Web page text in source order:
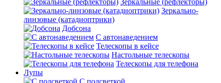
Зеркальные (рефлекторы)
Зеркально-
линзовые (катадиоптрики)
Добсона
С автонаведением
Телескопы в кейсе
Настольные телескопы
Телескопы для телефона
Лупы
С подсветкой